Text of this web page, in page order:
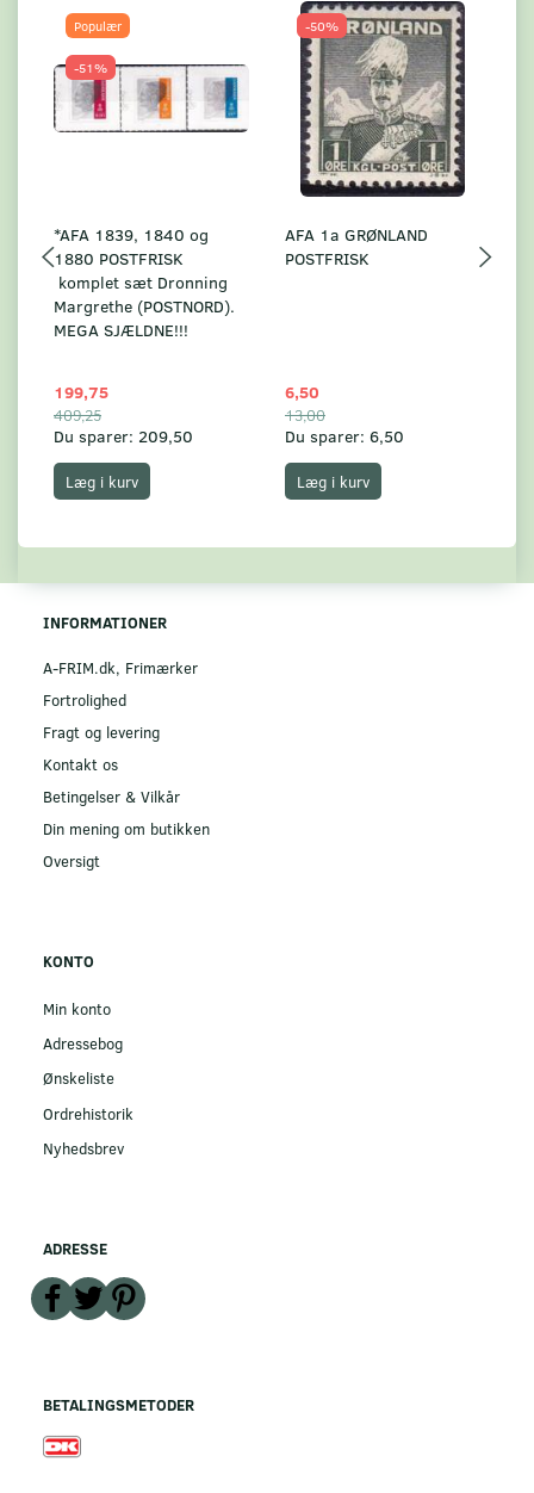
Populær
-51%
*AFA 1839, 1840 og
1880 POSTFRISK
komplet sæt Dronning
Margrethe (POSTNORD).
MEGA SJÆLDNE!!!
199,75
409,25
Du sparer: 209,50
Læg i kurv
-50%
AFA 1a GRØNLAND
POSTFRISK
6,50
13,00
Du sparer: 6,50
Læg i kurv
INFORMATIONER
A-FRIM.dk, Frimærker
Fortrolighed
Fragt og levering
Kontakt os
Betingelser & Vilkår
Din mening om butikken
Oversigt
KONTO
Min konto
Adressebog
Ønskeliste
Ordrehistorik
Nyhedsbrev
ADRESSE
BETALINGSMETODER